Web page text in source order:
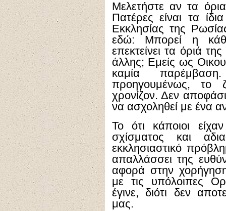
Μελετήστε αν τα
Πατέρες είναι τα
Εκκλησίας της
εδώ: Μπορεί η
επεκτείνει τα όριά
άλλης; Εμείς ως
καμία
προηγουμένως, το
χρονίζον. Δεν
να ασχοληθεί με ένα
Το ότι κάποιοι
σχίσματος και
εκκλησιαστικό
απαλλάσσει της
αφορά στην
με τις υπόλοιπες
έγινε, διότι δεν
μας.